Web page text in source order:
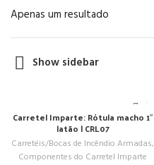
Apenas um resultado
Show sidebar
Carretel Imparte: Rótula macho 1″
latão | CRL07
Carretéis/Bocas de Incêndio Armadas,
Componentes do Carretel Imparte